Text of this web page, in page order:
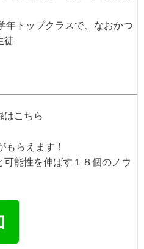
トップクラスで、なおかつ
徒
はこちら
もらえます！
可能性を伸ばす１８個のノウ